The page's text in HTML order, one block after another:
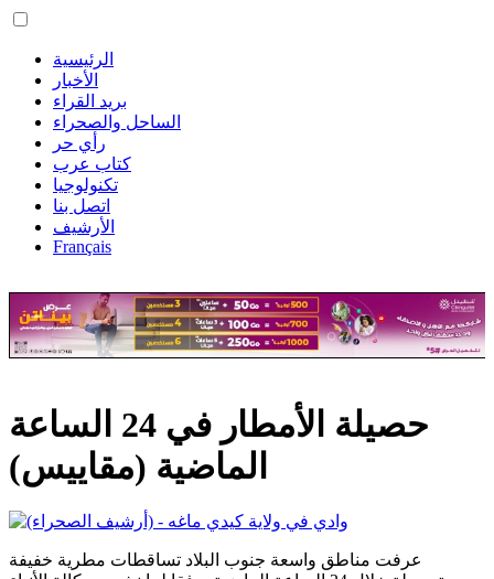
الرئيسية
الأخبار
بريد القراء
الساحل والصحراء
رأي حر
كتاب عرب
تكنولوجيا
اتصل بنا
الأرشيف
Français
حصيلة الأمطار في 24 الساعة
الماضية (مقاييس)
عرفت مناطق واسعة جنوب البلاد تساقطات مطرية خفيفة